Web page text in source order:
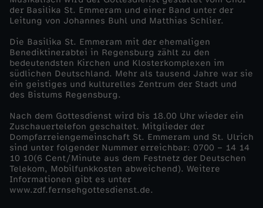
e
n
,
M
e
der Basilika St. Emmeram und einer Band unter der
Leitung von Johannes Buhl und Matthias Schlier.
Die Basilika St. Emmeram mit der ehemaligen
Benediktinerabtei in Regensburg zählt zu den
bedeutendsten Kirchen und Klosterkomplexen im
südlichen Deutschland. Mehr als tausend Jahre war sie
ein geistiges und kulturelles Zentrum der Stadt und
des Bistums Regensburg.
Nach dem Gottesdienst wird bis 18.00 Uhr wieder ein
Zuschauertelefon geschaltet. Mitglieder der
Dompfarreiengemeinschaft St. Emmeram und St. Ulrich
sind unter folgender Nummer erreichbar: 0700 – 14 14
10 10(6 Cent/Minute aus dem Festnetz der Deutschen
Telekom, Mobilfunkkosten abweichend). Weitere
Informationen gibt es unter
www.zdf.fernsehgottesdienst.de.